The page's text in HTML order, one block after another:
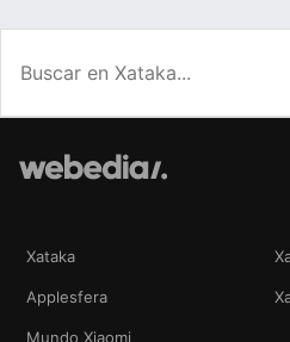
Xataka
Applesfera
Mundo Xiaomi